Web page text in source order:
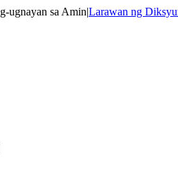
ugnayan sa Amin|Larawan ng